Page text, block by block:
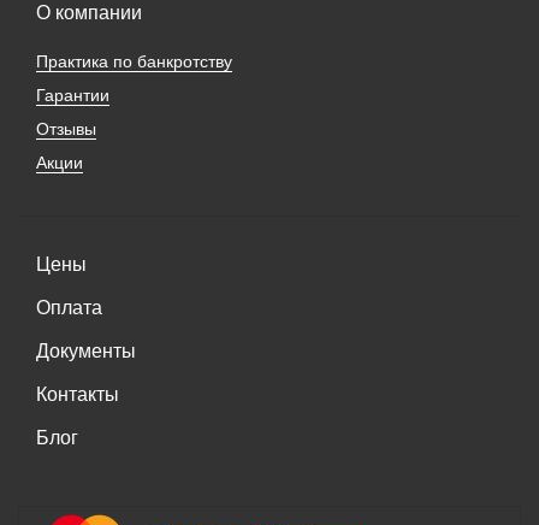
О компании
Практика по банкротству
Гарантии
Отзывы
Акции
Цены
Оплата
Документы
Контакты
Блог